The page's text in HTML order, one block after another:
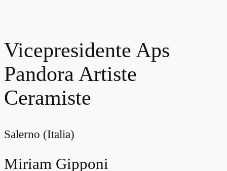
Vicepresidente Aps
Pandora Artiste
Ceramiste
Salerno (Italia)
Miriam Gipponi